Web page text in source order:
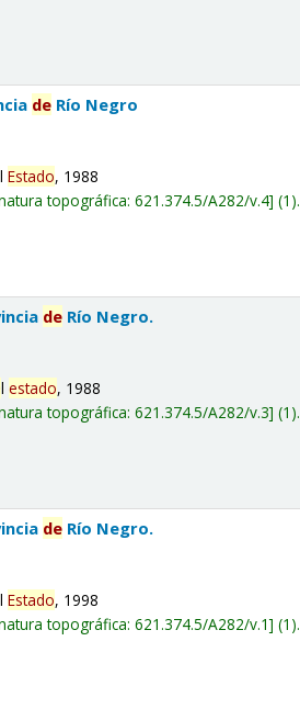
de Río Negro
lEstado, 1988
topográfica:621.374.5/A282/v.4 (1).
de Río Negro.
lestado, 1988
topográfica:621.374.5/A282/v.3 (1).
de Río Negro.
lEstado, 1998
topográfica:621.374.5/A282/v.1 (1).